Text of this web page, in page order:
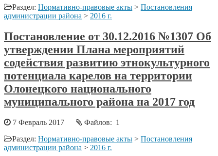
Раздел: Нормативно-правовые акты > Постановления
администрации района > 2016 г.
Постановление от 30.12.2016 №1307 Об
утверждении Плана мероприятий
содействия развитию этнокультурного
потенциала карелов на территории
Олонецкого национального
муниципального района на 2017 год
7 Февраль 2017
Файлов: 1
Раздел: Нормативно-правовые акты > Постановления
администрации района > 2016 г.